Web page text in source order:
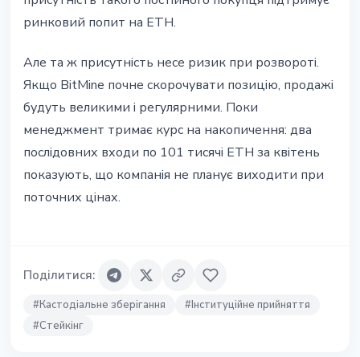
ринковий попит на ETH.
Але та ж присутність несе ризик при розвороті.
Якщо BitMine почне скорочувати позицію, продажі
будуть великими і регулярними. Поки
менеджмент тримає курс на накопичення: два
послідовних входи по 101 тисячі ETH за квітень
показують, що компанія не планує виходити при
поточних цінах.
Поділитися:
#Кастодіальне зберігання #Інституційне прийняття
#Стейкінг